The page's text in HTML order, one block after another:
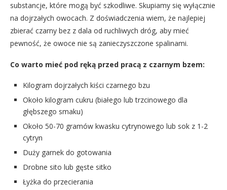
substancje, które mogą być szkodliwe. Skupiamy się wyłącznie
na dojrzałych owocach. Z doświadczenia wiem, że najlepiej
zbierać czarny bez z dala od ruchliwych dróg, aby mieć
pewność, że owoce nie są zanieczyszczone spalinami.
Co warto mieć pod ręką przed pracą z czarnym bzem:
Kilogram dojrzałych kiści czarnego bzu
Około kilogram cukru (białego lub trzcinowego dla
głębszego smaku)
Około 50-70 gramów kwasku cytrynowego lub sok z 1-2
cytryn
Duży garnek do gotowania
Drobne sito lub gęste sitko
Łyżka do przecierania